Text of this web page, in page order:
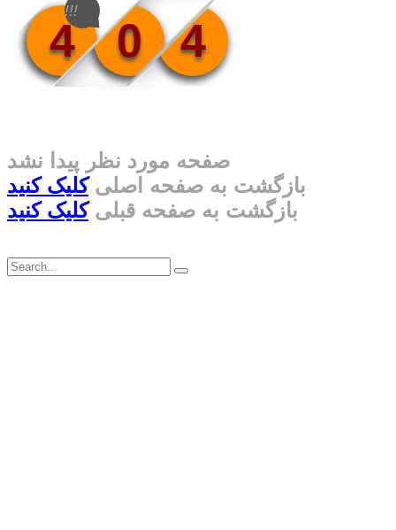
4 0 4
!!!
صفحه مورد نظر پیدا نشد
بازگشت به صفحه اصلیکلیک کنید
بازگشت به صفحه قبلیکلیک کنید